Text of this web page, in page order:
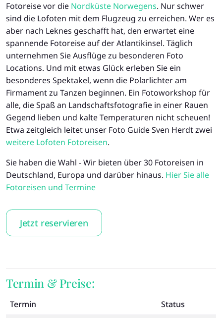
Fotoreise vor die Nordküste Norwegens. Nur schwer
sind die Lofoten mit dem Flugzeug zu erreichen. Wer es
aber nach Leknes geschafft hat, den erwartet eine
spannende Fotoreise auf der Atlantikinsel. Täglich
unternehmen Sie Ausflüge zu besonderen Foto
Locations. Und mit etwas Glück erleben Sie ein
besonderes Spektakel, wenn die Polarlichter am
Firmament zu Tanzen beginnen. Ein Fotoworkshop für
alle, die Spaß an Landschaftsfotografie in einer Rauen
Gegend lieben und kalte Temperaturen nicht scheuen!
Etwa zeitgleich leitet unser Foto Guide Sven Herdt zwei
weitere Lofoten Fotoreisen.
Sie haben die Wahl - Wir bieten über 30 Fotoreisen in
Deutschland, Europa und darüber hinaus. Hier Sie alle
Fotoreisen und Termine
Jetzt reservieren
Termin & Preise:
Termin
Status